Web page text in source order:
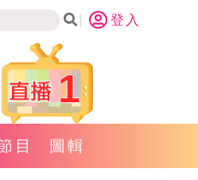
登入
1
目 圖輯